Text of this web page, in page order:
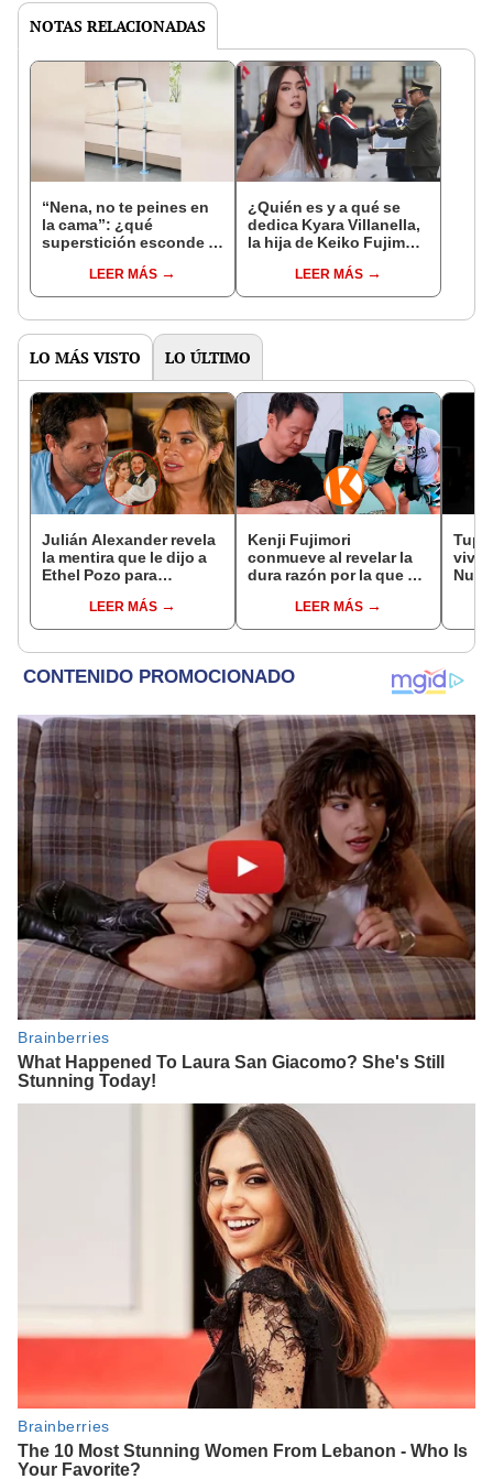
NOTAS RELACIONADAS
“Nena, no te peines en
la cama”: ¿qué
superstición esconde la
Enanitos Verdes?
LEER MÁS
¿Quién es y a qué se
dedica Kyara Villanella,
la hija de Keiko Fujimori
nivel nacional?
LEER MÁS
LO MÁS VISTO LO ÚLTIMO
Julián Alexander revela
la mentira que le dijo a
Ethel Pozo para
hubiéramos salido”
LEER MÁS
Kenji Fujimori
conmueve al revelar la
dura razón por la que no
esposa Erika Muñóz: "El
proceso judicial"
LEER MÁS
vivo